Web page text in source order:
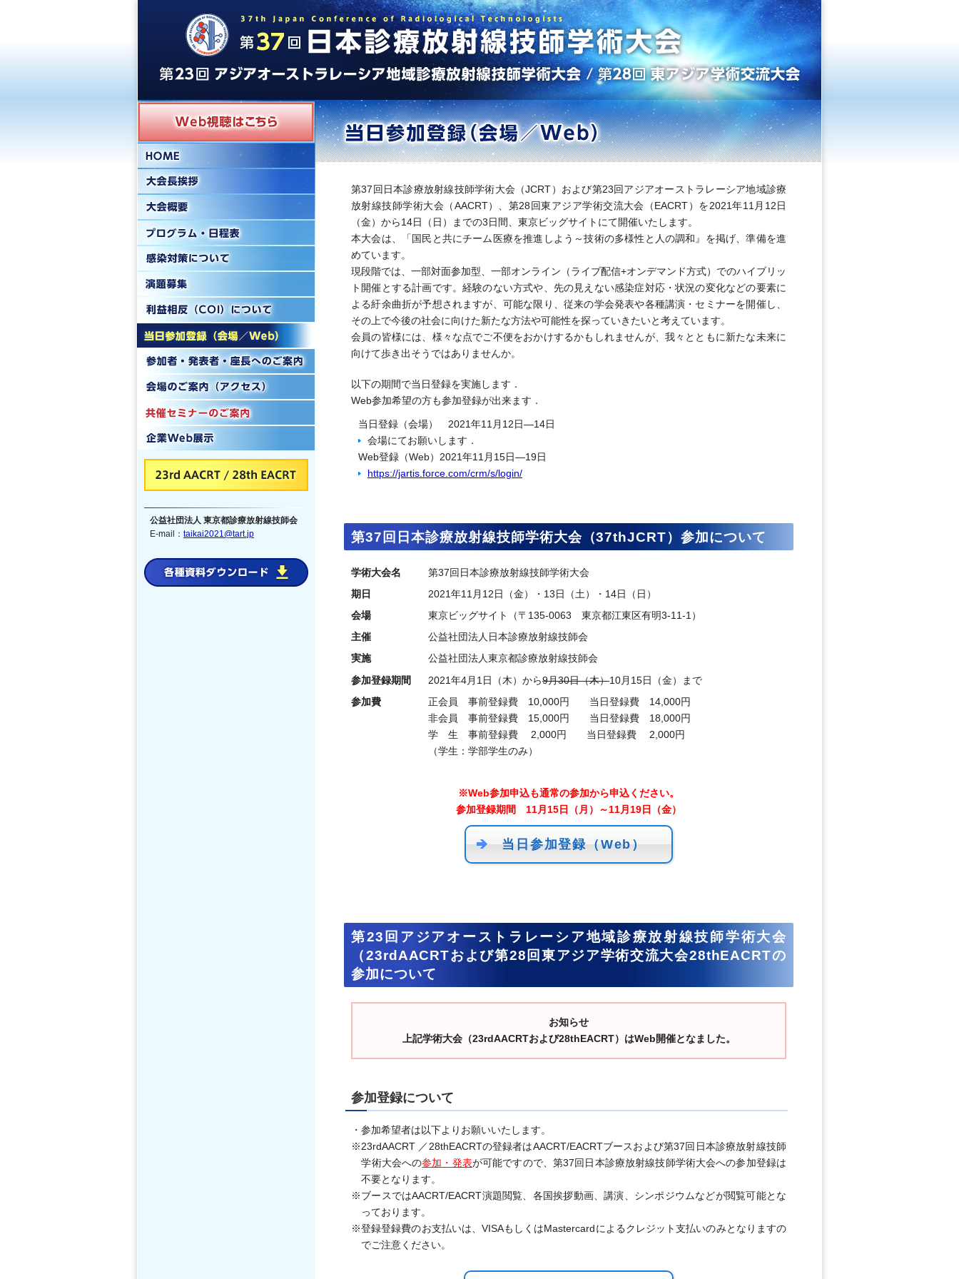
公益社団法人 東京都診療放射線技師会
E-mail： taikai2021@tart.jp
第37回日本診療放射線技師学術大会（JCRT）および第23回アジアオーストラレーシア地域診療
放射線技師学術大会（AACRT）、第28回東アジア学術交流大会（EACRT）を2021年11月12日
（金）から14日（日）までの3日間、東京ビッグサイトにて開催いたします。
本大会は、「国民と共にチーム医療を推進しよう～技術の多様性と人の調和』を掲げ、準備を進
めています。
現段階では、一部対面参加型、一部オンライン（ライブ配信+オンデマンド方式）でのハイブリッ
ト開催とする計画です。経験のない方式や、先の見えない感染症対応・状況の変化などの要素に
よる紆余曲折が予想されますが、可能な限り、従来の学会発表や各種講演・セミナーを開催し、
その上で今後の社会に向けた新たな方法や可能性を探っていきたいと考えています。
会員の皆様には、様々な点でご不便をおかけするかもしれませんが、我々とともに新たな未来に
向けて歩き出そうではありませんか。
以下の期間で当日登録を実施します．
Web参加希望の方も参加登録が出来ます．
当日登録（会場） 2021年11月12日—14日
会場にてお願いします．
Web登録（Web）2021年11月15日—19日
https://jartis.force.com/crm/s/login/
第37回日本診療放射線技師学術大会（37thJCRT）参加について
学術大会名
第37回日本診療放射線技師学術大会
期日
2021年11月12日（金）・13日（土）・14日（日）
会場
東京ビッグサイト（〒135-0063 東京都江東区有明3-11-1）
主催
公益社団法人日本診療放射線技師会
実施
公益社団法人東京都診療放射線技師会
参加登録期間
2021年4月1日（木）から9月30日（木）10月15日（金）まで
参加費
正会員 事前登録費 10,000円 当日登録費 14,000円
非会員 事前登録費 15,000円 当日登録費 18,000円
学 生 事前登録費 2,000円 当日登録費 2,000円
（学生：学部学生のみ）
※Web参加申込も通常の参加から申込ください。
参加登録期間 11月15日（月）～11月19日（金）
当日参加登録（Web）
第23回アジアオーストラレーシア地域診療放射線技師学術大会
（23rdAACRTおよび第28回東アジア学術交流大会28thEACRTの
参加について
お知らせ
上記学術大会（23rdAACRTおよび28thEACRT）はWeb開催となました。
参加登録について
・参加希望者は以下よりお願いいたします。
※23rdAACRT ／28thEACRTの登録者はAACRT/EACRTブースおよび第37回日本診療放射線技師
学術大会への参加・発表が可能ですので、第37回日本診療放射線技師学術大会への参加登録は
不要となります。
※ブースではAACRT/EACRT演題閲覧、各国挨拶動画、講演、シンポジウムなどが閲覧可能とな
っております。
※登録登録費のお支払いは、VISAもしくはMastercardによるクレジット支払いのみとなりますの
でご注意ください。